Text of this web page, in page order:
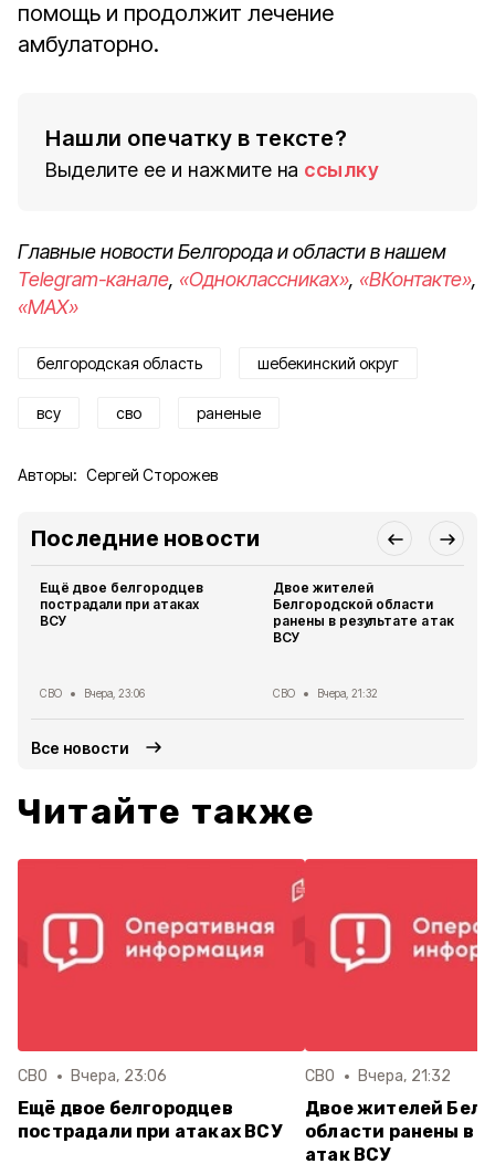
помощь и продолжит лечение
амбулаторно.
Нашли опечатку в тексте?
Выделите ее и нажмите на ссылку
Главные новости Белгорода и области в нашем
Telegram-канале, «Одноклассниках», «ВКонтакте»,
«MAX»
белгородская область шебекинский округ
всу сво раненые
Авторы: Сергей Сторожев
Последние новости
Ещё двое белгородцев
пострадали при атаках
ВСУ
СВО Вчера, 23:06
Двое жителей
Белгородской области
ранены в результате атак
ВСУ
СВО Вчера, 21:32
Все новости
Читайте также
СВО Вчера, 23:06
Ещё двое белгородцев
пострадали при атаках ВСУ
СВО Вчера, 21:32
Двое жителей
области ранены в
атак ВСУ